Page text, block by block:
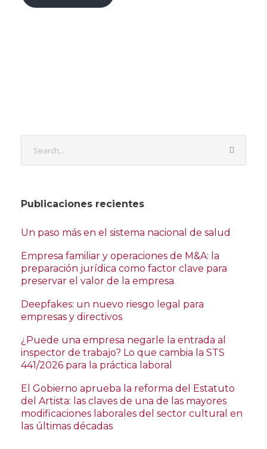
Publicaciones recientes
Un paso más en el sistema nacional de salud
Empresa familiar y operaciones de M&A: la
preparación jurídica como factor clave para
preservar el valor de la empresa
Deepfakes: un nuevo riesgo legal para
empresas y directivos
¿Puede una empresa negarle la entrada al
inspector de trabajo? Lo que cambia la STS
441/2026 para la práctica laboral
El Gobierno aprueba la reforma del Estatuto
del Artista: las claves de una de las mayores
modificaciones laborales del sector cultural en
las últimas décadas